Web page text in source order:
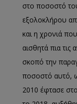
στο ποσοστό
εξολοκλήρου
και η χρονιά
αισθητά πια τις
σκοπό την
ποσοστό αυτό,
2010 έφτασε